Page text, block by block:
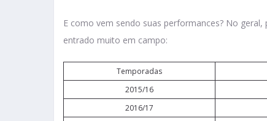
E como vem sendo suas performances? No
entrado muito em campo:
Temporadas
2015/16
2016/17